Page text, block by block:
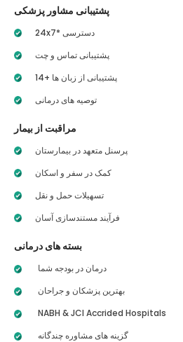
پشتیبانی مشاور پزشکی
24x7* دسترسی
پشتیبانی تماس و چت
14+ پشتیبانی از زبان ها
توصیه های درمانی
مراقبت از بیمار
پرسنل متعهد در بیمارستان
کمک در سفر و اسکان
تسهیلات حمل و نقل
فرآیند مستندسازی آسان
بسته های درمانی
درمان در بودجه شما
بهترین پزشکان و جراحان
NABH & JCI Accrided Hospitals
گزینه های مشاوره چندگانه